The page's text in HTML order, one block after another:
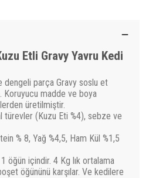
Etli Gravy Yavru Kedi
parça Gravy soslu et
Koruyucu madde ve boya
üretilmiştir.
türevler (Kuzu Eti %4), sebze ve
% 8, Yağ %4,5, Ham Kül %1,5
öğün içindir. 4 Kg lık ortalama
öğününü karşılar. Ve kedilere